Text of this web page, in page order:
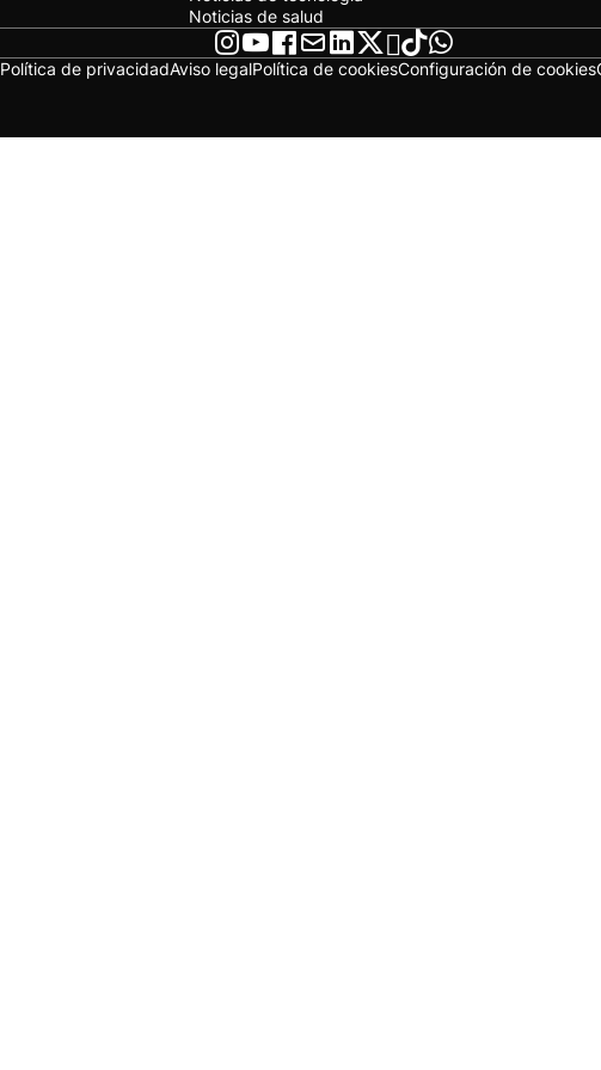
Noticias de salud
Política de privacidadAviso legalPolítica de cookiesConfiguración de cookies